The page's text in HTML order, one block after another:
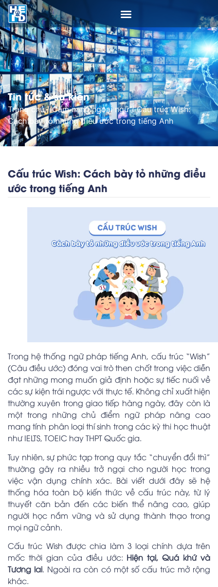
Tin tức & sự kiện
Trang chủ/Cẩm nang ngoại ngữ/Cấu trúc Wish:
Cách bày tỏ những điều ước trong tiếng Anh
Cấu trúc Wish: Cách bày tỏ những điều
ước trong tiếng Anh
Trong hệ thống ngữ pháp tiếng Anh, cấu trúc “Wish”
(Câu điều ước) đóng vai trò then chốt trong việc diễn
đạt những mong muốn giả định hoặc sự tiếc nuối về
các sự kiện trái ngược với thực tế. Không chỉ xuất hiện
thường xuyên trong giao tiếp hàng ngày, đây còn là
một trong những chủ điểm ngữ pháp nâng cao
mang tính phân loại thí sinh trong các kỳ thi học thuật
như IELTS, TOEIC hay THPT Quốc gia.
Tuy nhiên, sự phức tạp trong quy tắc “chuyển đổi thì”
thường gây ra nhiều trở ngại cho người học trong
việc vận dụng chính xác. Bài viết dưới đây sẽ hệ
thống hóa toàn bộ kiến thức về cấu trúc này, từ lý
thuyết căn bản đến các biến thể nâng cao, giúp
người học nắm vững và sử dụng thành thạo trong
mọi ngữ cảnh.
Cấu trúc Wish được chia làm 3 loại chính dựa trên
mốc thời gian của điều ước: Hiện tại, Quá khứ và
Tương lai. Ngoài ra còn có một số cấu trúc mở rộng
khác.